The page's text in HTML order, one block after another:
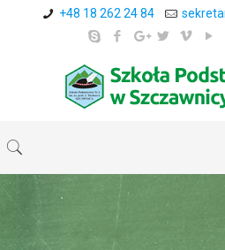
+48 18 262 24 84